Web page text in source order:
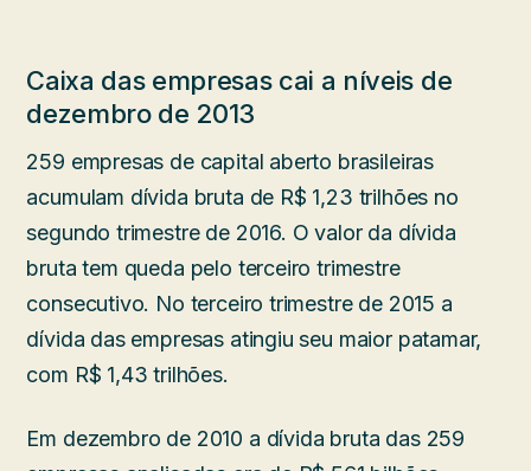
Caixa das empresas cai a níveis de
dezembro de 2013
259 empresas de capital aberto brasileiras
acumulam dívida bruta de R$ 1,23 trilhões no
segundo trimestre de 2016. O valor da dívida
bruta tem queda pelo terceiro trimestre
consecutivo. No terceiro trimestre de 2015 a
dívida das empresas atingiu seu maior patamar,
com R$ 1,43 trilhões.
Em dezembro de 2010 a dívida bruta das 259